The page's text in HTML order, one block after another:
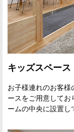
キッズスペース
お子様連れのお客様
ースをご用意してお
ームの中央に設置し